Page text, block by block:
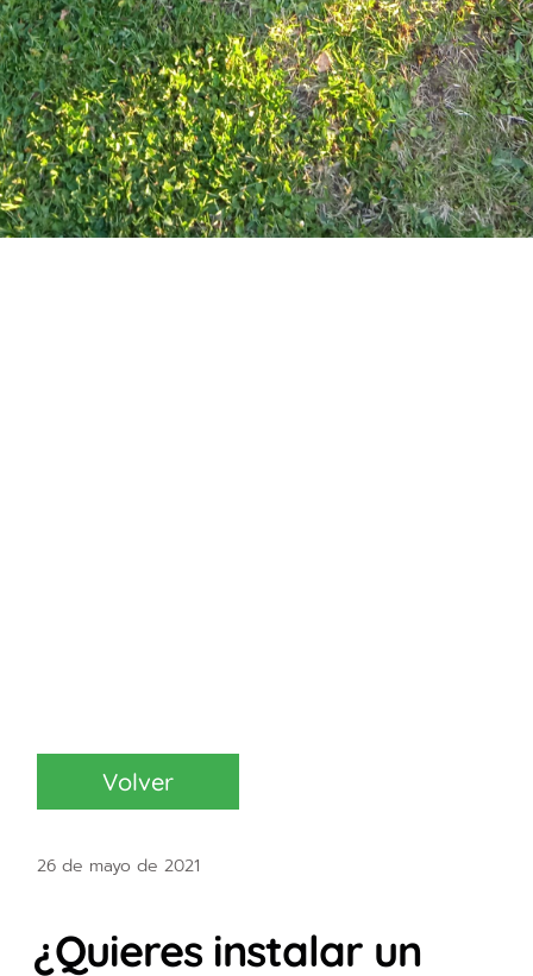
Volver
26 de mayo de 2021
¿Quieres instalar un